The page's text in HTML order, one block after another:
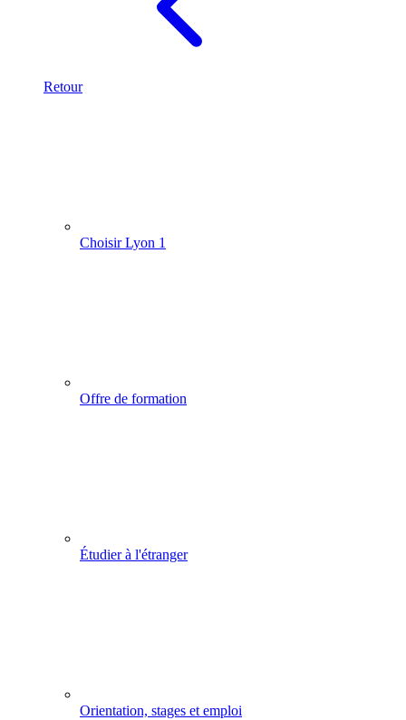
Retour
Choisir Lyon 1
Offre de formation
Étudier à l'étranger
Orientation, stages et emploi